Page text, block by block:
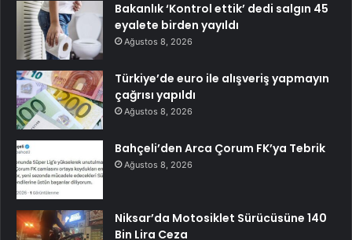
Bakanlık ‘Kontrol ettik’ dedi salgın 45
eyalete birden yayıldı
Ağustos 8, 2026
Türkiye’de euro ile alışveriş yapmayın
çağrısı yapıldı
Ağustos 8, 2026
Bahçeli’den Arca Çorum FK’ya Tebrik
Ağustos 8, 2026
Niksar’da Motosiklet Sürücüsüne 140
Bin Lira Ceza